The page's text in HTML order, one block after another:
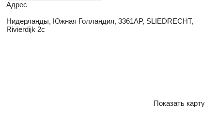
Адрес
Нидерланды, Южная Голландия, 3361AP, SLIEDRECHT,
Rivierdijk 2c
Показать карту